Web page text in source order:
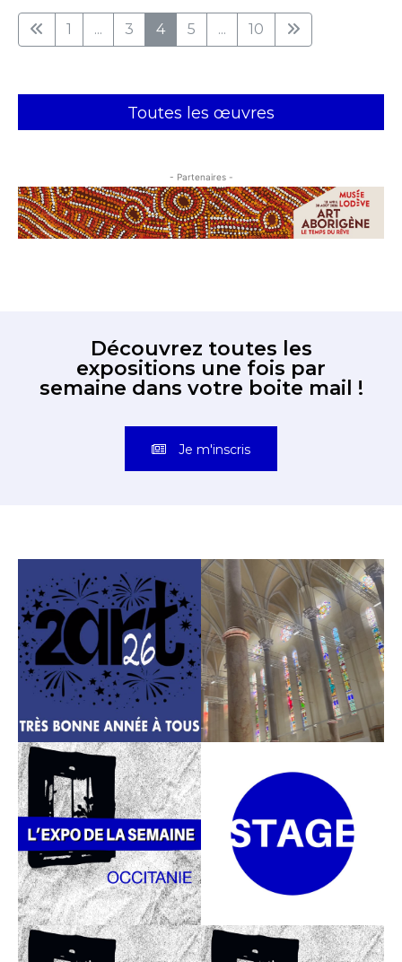
1 ... 3 4 5 ... 10
Toutes les œuvres
- Partenaires -
Découvrez toutes les
expositions une fois par
semaine dans votre boite mail !
Je m'inscris